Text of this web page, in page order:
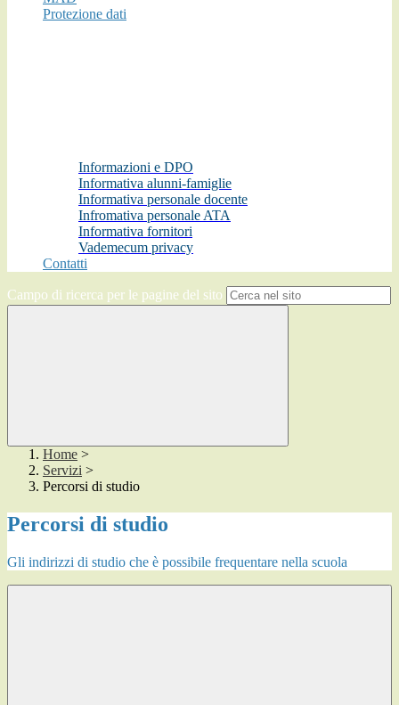
Protezione dati
Informazioni e DPO
Informativa alunni-famiglie
Informativa personale docente
Infromativa personale ATA
Informativa fornitori
Vademecum privacy
Contatti
Campo di ricerca per le pagine del sito
Home >
Servizi >
Percorsi di studio
Percorsi di studio
Gli indirizzi di studio che è possibile frequentare nella scuola